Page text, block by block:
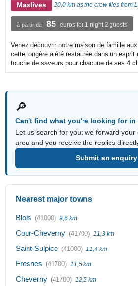
Maslives 20,0 km as the crow flies from
à partir de 85 euros for 1 night 2 guests
Venez découvrir notre maison de famille
cette longère a été restaurée dans un esprit
touche de saveurs pour chacune de ses 4
🔎
Can't find what you're looking for in
Let us search for you: we forward your
area and you receive the replies
Submit an
Nearest major towns
Blois (41000) 9,6 km
Cour-Cheverny (41700) 11,3 km
Saint-Sulpice (41000) 11,4 km
Fresnes (41700) 11,5 km
Cheverny (41700) 12,5 km